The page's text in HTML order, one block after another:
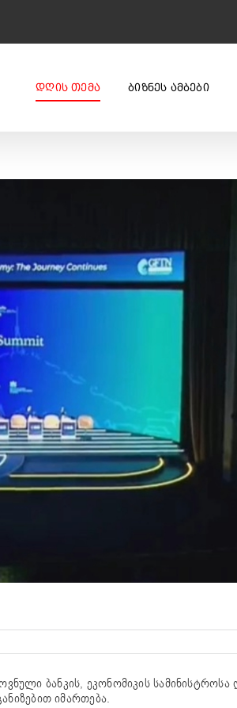
ᲓᲦᲘᲡ ᲗᲔᲛᲐ ᲑᲘᲖᲜᲔᲡ ᲐᲛᲑᲔᲑᲘ
ბანკის, ეკონომიკის სამინისტროსა
იმართება.